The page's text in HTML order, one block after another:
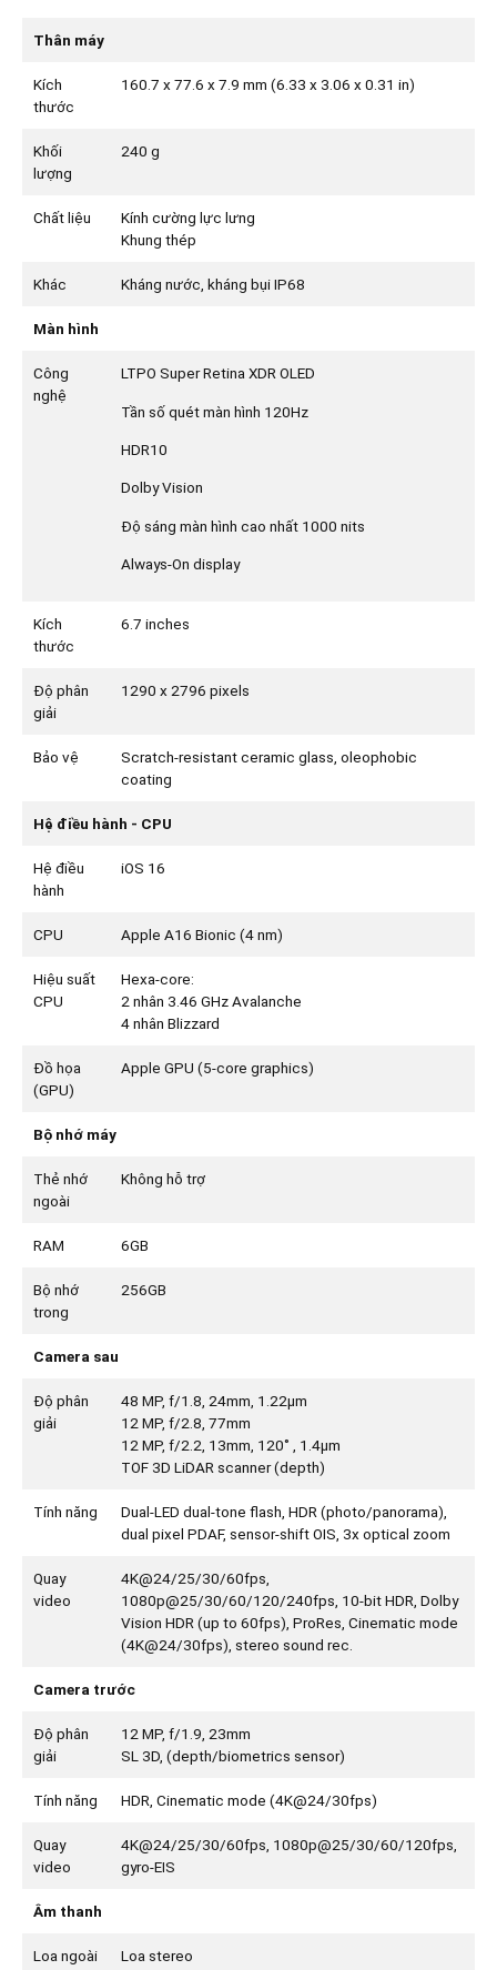
Thân máy
Kích
thước
160.7 x 77.6 x 7.9 mm (6.33 x 3.06 x 0.31 in)
Khối
lượng
240 g
Chất liệu
Kính cường lực lưng
Khung thép
Khác Kháng nước, kháng bụi IP68
Màn hình
Công
nghệ
LTPO Super Retina XDR OLED
Tần số quét màn hình 120Hz
HDR10
Dolby Vision
Độ sáng màn hình cao nhất 1000 nits
Always-On display
Kích
thước
6.7 inches
Độ phân
giải
1290 x 2796 pixels
Bảo vệ
Scratch-resistant ceramic glass, oleophobic
coating
Hệ điều hành - CPU
Hệ điều
hành
iOS 16
CPU Apple A16 Bionic (4 nm)
Hiệu suất
CPU
Hexa-core:
2 nhân 3.46 GHz Avalanche
4 nhân Blizzard
Đồ họa
(GPU)
Apple GPU (5-core graphics)
Bộ nhớ máy
Thẻ nhớ
ngoài
Không hỗ trợ
RAM 6GB
Bộ nhớ
trong
256GB
Camera sau
Độ phân
giải
48 MP, f/1.8, 24mm, 1.22µm
12 MP, f/2.8, 77mm
12 MP, f/2.2, 13mm, 120˚ , 1.4µm
TOF 3D LiDAR scanner (depth)
Tính năng
Dual-LED dual-tone flash, HDR (photo/panorama),
dual pixel PDAF, sensor-shift OIS, 3x optical zoom
Quay
video
4K@24/25/30/60fps,
1080p@25/30/60/120/240fps, 10-bit HDR, Dolby
Vision HDR (up to 60fps), ProRes, Cinematic mode
(4K@24/30fps), stereo sound rec.
Camera trước
Độ phân
giải
12 MP, f/1.9, 23mm
SL 3D, (depth/biometrics sensor)
Tính năng HDR, Cinematic mode (4K@24/30fps)
Quay
video
4K@24/25/30/60fps, 1080p@25/30/60/120fps,
gyro-EIS
Âm thanh
Loa ngoài Loa stereo